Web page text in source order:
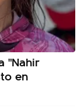
"Nahir
en